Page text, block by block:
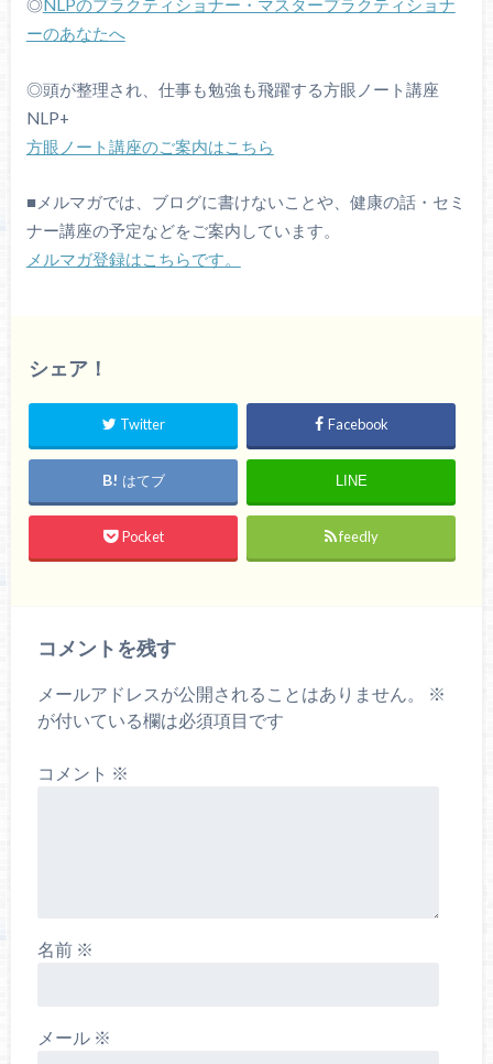
◎NLPのプラクティショナー・マスタープラクティショナ
ーのあなたへ
◎頭が整理され、仕事も勉強も飛躍する方眼ノート講座
NLP+
方眼ノート講座のご案内はこちら
■メルマガでは、ブログに書けないことや、健康の話・セミ
ナー講座の予定などをご案内しています。
メルマガ登録はこちらです。
シェア！
Twitter Facebook
はてブ LINE
Pocket feedly
コメントを残す
メールアドレスが公開されることはありません。
※
が付いている欄は必須項目です
コメント ※
名前 ※
メール ※